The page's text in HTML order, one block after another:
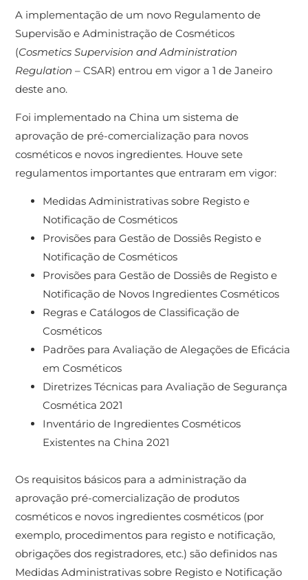
A implementação de um novo Regulamento de
Supervisão e Administração de Cosméticos
(Cosmetics Supervision and Administration
Regulation– CSAR) entrou em vigor a 1 de Janeiro
deste ano.
Foi implementado na China um sistema de
aprovação de pré-comercialização para novos
cosméticos e novos ingredientes. Houve sete
regulamentos importantes que entraram em vigor:
Medidas Administrativas sobre Registo e
Notificação de Cosméticos
Provisões para Gestão de Dossiês Registo e
Notificação de Cosméticos
Provisões para Gestão de Dossiês de Registo e
Notificação de Novos Ingredientes Cosméticos
Regras e Catálogos de Classificação de
Cosméticos
Padrões para Avaliação de Alegações de Eficácia
em Cosméticos
Diretrizes Técnicas para Avaliação de Segurança
Cosmética 2021
Inventário de Ingredientes Cosméticos
Existentes na China 2021
Os requisitos básicos para a administração da
aprovação pré-comercialização de produtos
cosméticos e novos ingredientes cosméticos (por
exemplo, procedimentos para registo e notificação,
obrigações dos registradores, etc.) são definidos nas
Medidas Administrativas sobre Registo e Notificação